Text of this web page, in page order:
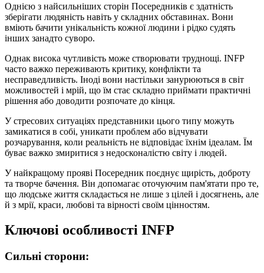
Однією з найсильніших сторін Посередників є здатність
зберігати людяність навіть у складних обставинах. Вони
вміють бачити унікальність кожної людини і рідко судять
інших занадто суворо.
Однак висока чутливість може створювати труднощі. INFP
часто важко переживають критику, конфлікти та
несправедливість. Іноді вони настільки занурюються в світ
можливостей і мрій, що їм стає складно приймати практичні
рішення або доводити розпочате до кінця.
У стресових ситуаціях представники цього типу можуть
замикатися в собі, уникати проблем або відчувати
розчарування, коли реальність не відповідає їхнім ідеалам. Їм
буває важко змиритися з недосконалістю світу і людей.
У найкращому прояві Посередник поєднує щирість, доброту
та творче бачення. Він допомагає оточуючим пам'ятати про те,
що людське життя складається не лише з цілей і досягнень, але
й з мрії, краси, любові та вірності своїм цінностям.
Ключові особливості INFP
Сильні сторони: